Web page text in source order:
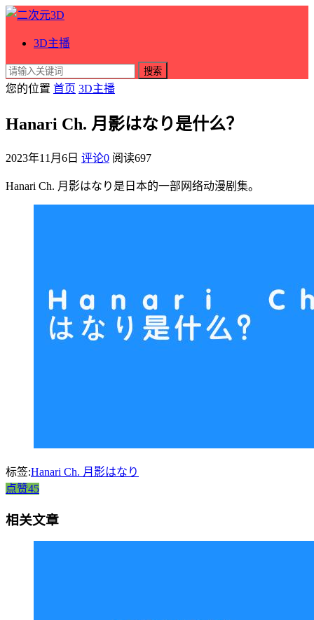
3D主播
搜索
您的位置 首页 3D主播
Hanari Ch. 月影はなり是什么？
2023年11月6日 评论0 阅读697
Hanari Ch. 月影はなり是日本的一部网络动漫剧集。
标签:Hanari Ch. 月影はなり
点赞45
相关文章